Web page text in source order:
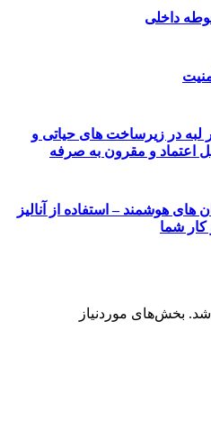
داخلی
لبه در زیرساخت های حیاتی و
اعتماد و مقرون به صرفه
هوشمند – استفاده از آنالیز
شما
شد. بخش‌های موردنیاز